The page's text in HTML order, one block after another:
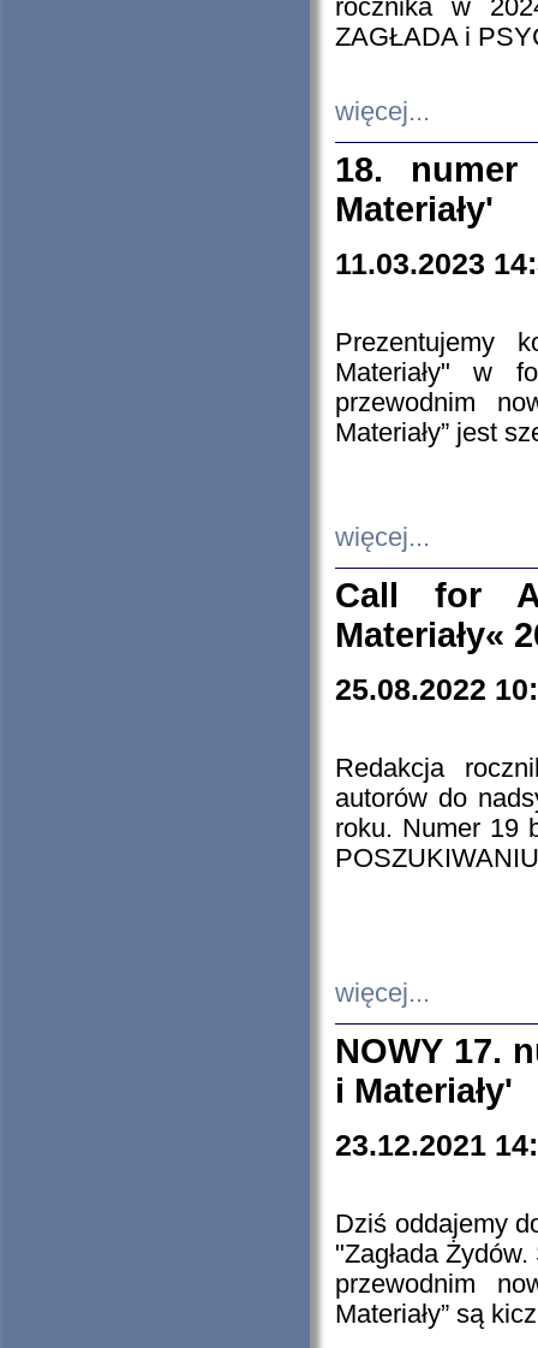
rocznika w
ZAGŁADA i
więcej...
18. numer
Materiały'
11.03.2023
Prezentujemy
Materiały" w
przewodnim
Materiały” jest
więcej...
Call for
Materiały«
25.08.2022
Redakcja
autorów do
roku. Numer 19
więcej...
NOWY 17.
i Materiały'
23.12.2021
Dziś oddajemy
"Zagłada
przewodnim
Materiały” są